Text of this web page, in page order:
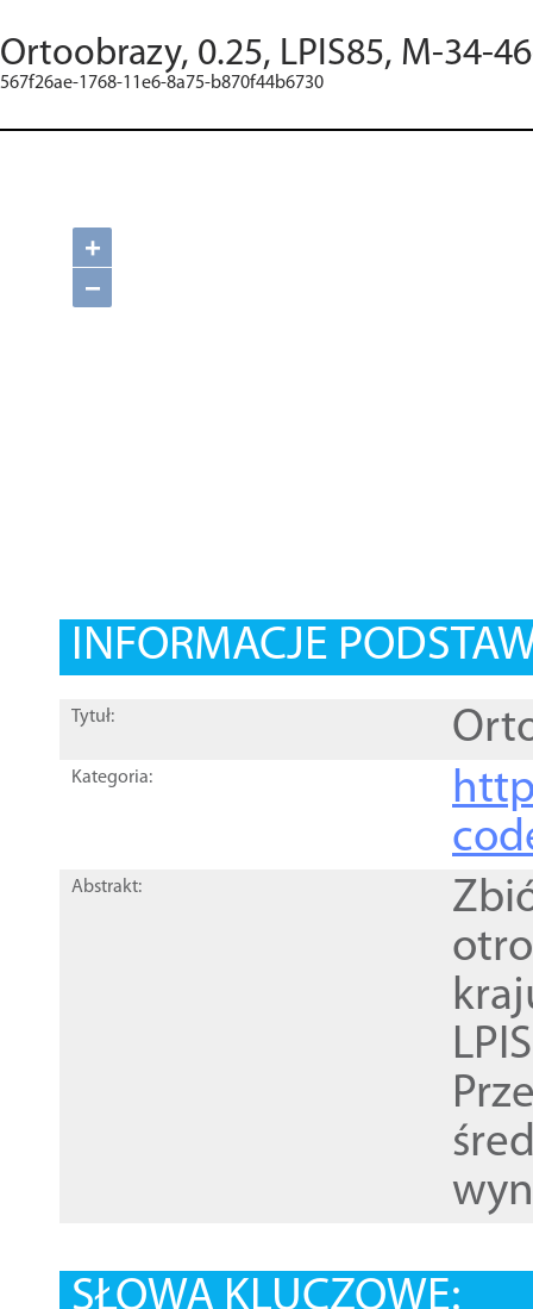
Ortoobrazy, 0.25, LPIS85, M-34-
567f26ae-1768-11e6-8a75-b870f44b6730
+
−
INFORMACJE
Tytuł:
Kategoria:
Abstrakt:
SŁOWA KLUCZOWE: